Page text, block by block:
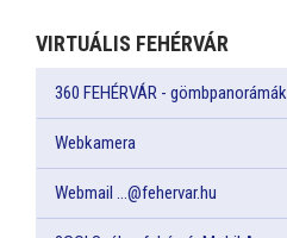
VIRTUÁLIS FEHÉRVÁR
360 FEHÉRVÁR - gömbpanorámák
Webkamera
Webmail ...@fehervar.hu